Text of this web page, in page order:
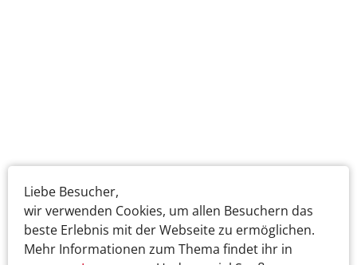
Liebe Besucher,
wir verwenden Cookies, um allen Besuchern das
beste Erlebnis mit der Webseite zu ermöglichen.
Mehr Informationen zum Thema findet ihr in